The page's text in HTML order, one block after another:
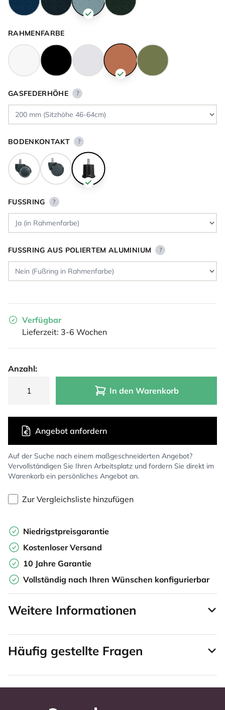
RAHMENFARBE
GASFEDERHÖHE ?
BODENKONTAKT ?
FUSSRING ?
FUSSRING AUS POLIERTEM ALUMINIUM ?
Verfügbar
Lieferzeit: 3-6 Wochen
Anzahl:
In den Warenkorb
Auf der Suche nach einem maßgeschneiderten Angebot?
Vervollständigen Sie Ihren Arbeitsplatz und fordern Sie direkt im
Warenkorb ein persönliches Angebot an.
Angebot anfordern
Zur Vergleichsliste hinzufügen
Niedrigstpreisgarantie
Kostenloser Versand
10 Jahre Garantie
Vollständig nach Ihren Wünschen konfigurierbar
Weitere Informationen
Häufig gestellte Fragen